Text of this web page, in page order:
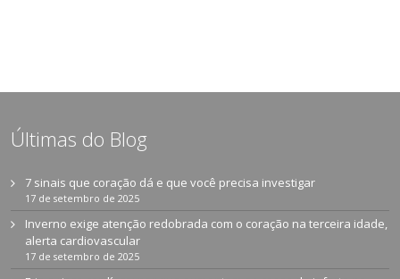
Últimas do Blog
7 sinais que coração dá e que você precisa investigar
17 de setembro de 2025
Inverno exige atenção redobrada com o coração na terceira idade,
alerta cardiovascular
17 de setembro de 2025